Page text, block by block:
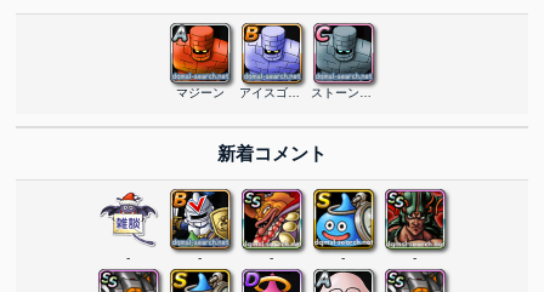
マジーン アイスゴーレム ストーンマン
新着コメント
- - - - -